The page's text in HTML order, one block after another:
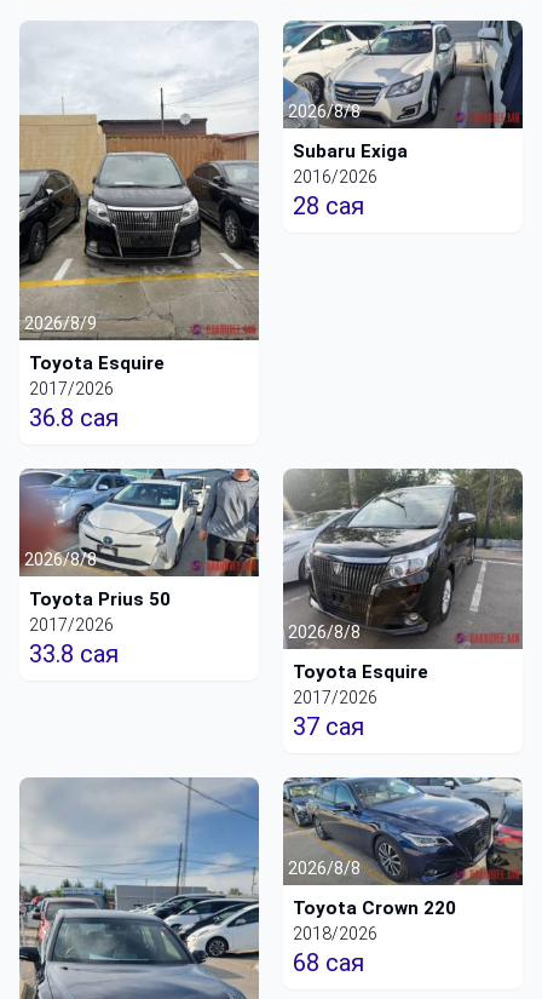
2026/8/9
Toyota Esquire
2017/2026
36.8 сая
2026/8/8
Subaru Exiga
2016/2026
28 сая
2026/8/8
Toyota Prius 50
2017/2026
33.8 сая
2026/8/8
Toyota Esquire
2017/2026
37 сая
2026/8/8
Toyota Crown 220
2018/2026
68 сая